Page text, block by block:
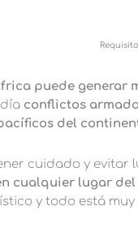
puede generar
conflictos
del
cuidado y evitar
cualquier lugar del
y todo está